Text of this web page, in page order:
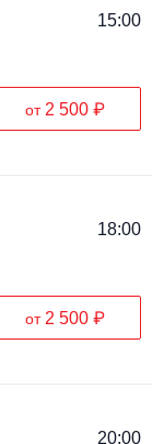
15:00
от 2 500 ₽
18:00
от 2 500 ₽
20:00